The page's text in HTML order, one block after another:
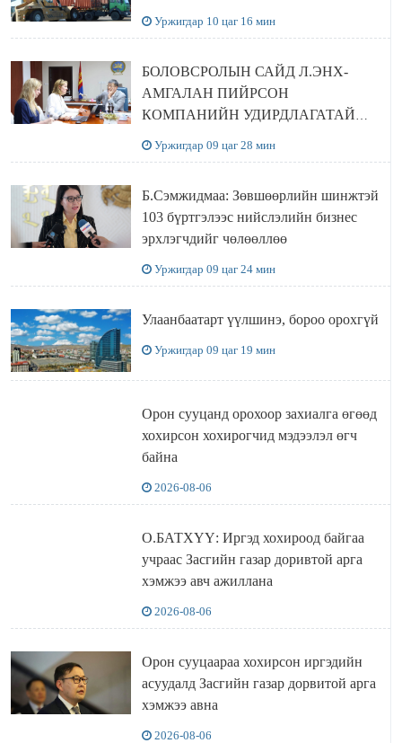
Уржигдар 10 цаг 16 мин
БОЛОВСРОЛЫН САЙД Л.ЭНХ-
АМГАЛАН ПИЙРСОН
КОМПАНИЙН УДИРДЛАГАТАЙ
Уржигдар 09 цаг 28 мин
Б.Сэмжидмаа: Зөвшөөрлийн шинжтэй
103 бүртгэлээс нийслэлийн бизнес
эрхлэгчдийг чөлөөллөө
Уржигдар 09 цаг 24 мин
Улаанбаатарт үүлшинэ, бороо орохгүй
Уржигдар 09 цаг 19 мин
Орон сууцанд орохоор захиалга өгөөд
хохирсон хохирогчид мэдээлэл өгч
байна
2026-08-06
О.БАТХҮҮ: Иргэд хохироод байгаа
учраас Засгийн газар доривтой арга
хэмжээ авч ажиллана
2026-08-06
Орон сууцаараа хохирсон иргэдийн
асуудалд Засгийн газар дорвитой арга
хэмжээ авна
2026-08-06